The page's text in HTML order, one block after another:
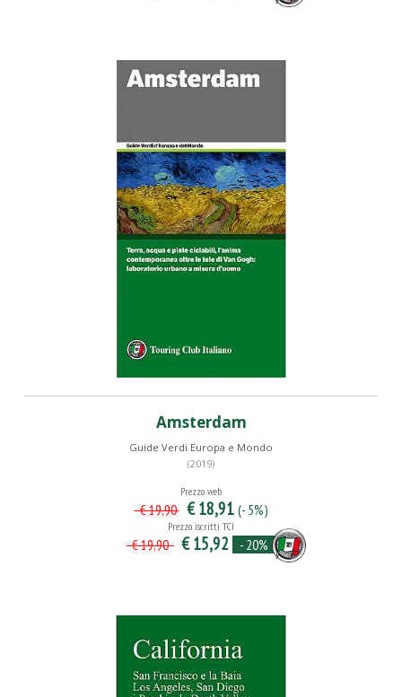
Amsterdam
Guide Verdi Europa e Mondo
(2019)
Prezzo web
€ 19,90 € 18,91 (- 5%)
Prezzo iscritti TCI
€ 19,90 € 15,92 - 20%